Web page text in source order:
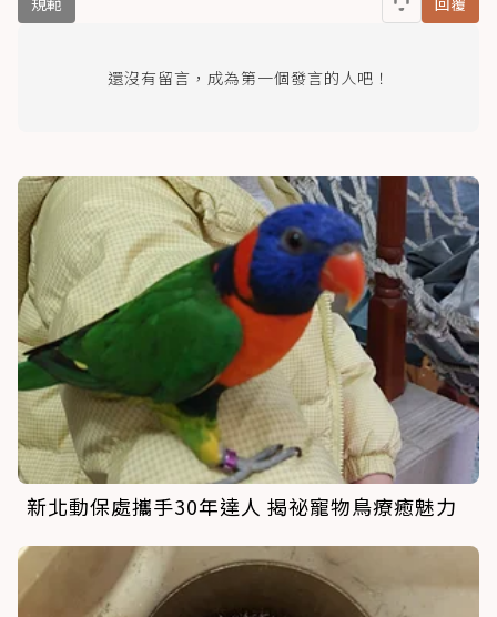
還沒有留言，成為第一個發言的人吧！
新北動保處攜手30年達人 揭祕寵物鳥療癒魅力